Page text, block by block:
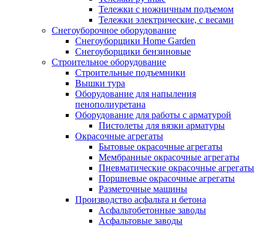
Тележки с ножничным подъемом
Тележки электрические, с весами
Снегоуборочное оборудование
Снегоуборщики Home Garden
Снегоуборщики бензиновые
Строительное оборудование
Cтроительные подъемники
Вышки тура
Оборудование для напыления
пенополиуретана
Оборудование для работы с арматурой
Пистолеты для вязки арматуры
Окрасочные агрегаты
Бытовые окрасочные агрегаты
Мембранные окрасочные агрегаты
Пневматические окрасочные агрегаты
Поршневые окрасочные агрегаты
Разметочные машины
Производство асфальта и бетона
Асфальтобетонные заводы
Асфальтовые заводы